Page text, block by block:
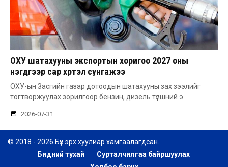
ОХУ шатахууны экспортын хоригоо 2027 оны
нэгдүгээр сар хүртэл сунгажээ
ОХУ-ын Засгийн газар дотоодын шатахууны зах зээлийг
тогтворжуулах зорилгоор бензин, дизель түлшний э
2026-07-31
© 2018 - 2026 Бүх эрх хуулиар хамгаалагдсан.
Бидний тухай
Сурталчилгаа байршуулах